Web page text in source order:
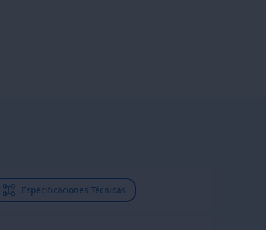
Especificaciones Técnicas